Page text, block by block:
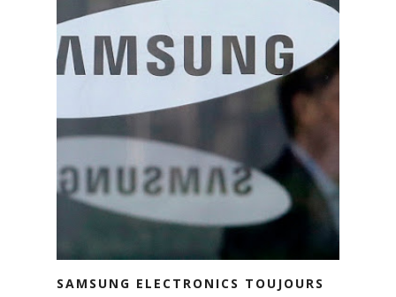
SAMSUNG ELECTRONICS TOUJOURS